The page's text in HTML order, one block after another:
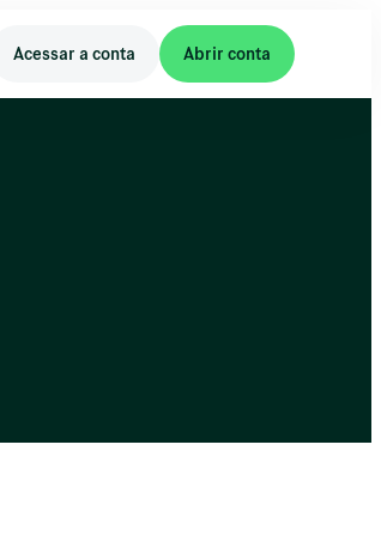
Acessar a conta Abrir conta